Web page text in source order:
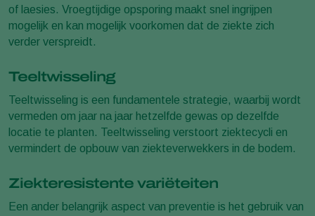
of laesies. Vroegtijdige opsporing maakt snel ingrijpen
mogelijk en kan mogelijk voorkomen dat de ziekte zich
verder verspreidt.
Teeltwisseling
Teeltwisseling is een fundamentele strategie, waarbij wordt
vermeden om jaar na jaar hetzelfde gewas op dezelfde
locatie te planten. Teeltwisseling verstoort ziektecycli en
vermindert de opbouw van ziekteverwekkers in de bodem.
Ziekteresistente variëteiten
Een ander belangrijk aspect van preventie is het gebruik van